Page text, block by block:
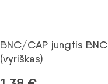
BNC/CAP jungtis BNC
(vyriškas)